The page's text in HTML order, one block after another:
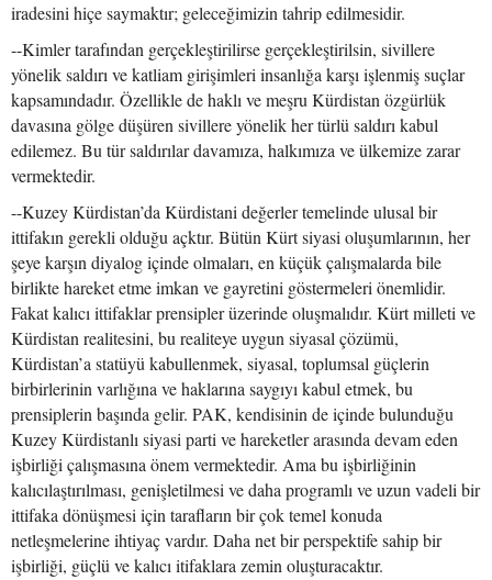
iradesini hiçe saymaktır; geleceğimizin tahrip edilmesidir.
--Kimler tarafından gerçekleştirilirse gerçekleştirilsin, sivillere
yönelik saldırı ve katliam girişimleri insanlığa karşı işlenmiş suçlar
kapsamındadır. Özellikle de haklı ve meşru Kürdistan özgürlük
davasına gölge düşüren sivillere yönelik her türlü saldırı kabul
edilemez. Bu tür saldırılar davamıza, halkımıza ve ülkemize zarar
vermektedir.
--Kuzey Kürdistan’da Kürdistani değerler temelinde ulusal bir
ittifakın gerekli olduğu açktır. Bütün Kürt siyasi oluşumlarının, her
şeye karşın diyalog içinde olmaları, en küçük çalışmalarda bile
birlikte hareket etme imkan ve gayretini göstermeleri önemlidir.
Fakat kalıcı ittifaklar prensipler üzerinde oluşmalıdır. Kürt milleti ve
Kürdistan realitesini, bu realiteye uygun siyasal çözümü,
Kürdistan’a statüyü kabullenmek, siyasal, toplumsal güçlerin
birbirlerinin varlığına ve haklarına saygıyı kabul etmek, bu
prensiplerin başında gelir. PAK, kendisinin de içinde bulunduğu
Kuzey Kürdistanlı siyasi parti ve hareketler arasında devam eden
işbirliği çalışmasına önem vermektedir. Ama bu işbirliğinin
kalıcılaştırılması, genişletilmesi ve daha programlı ve uzun vadeli bir
ittifaka dönüşmesi için tarafların bir çok temel konuda
netleşmelerine ihtiyaç vardır. Daha net bir perspektife sahip bir
işbirliği, güçlü ve kalıcı itifaklara zemin oluşturacaktır.